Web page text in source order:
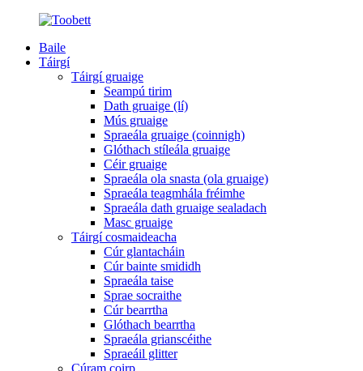
Baile
Táirgí
Táirgí gruaige
Seampú tirim
Dath gruaige (lí)
Mús gruaige
Spraeála gruaige (coinnigh)
Glóthach stíleála gruaige
Céir gruaige
Spraeála ola snasta (ola gruaige)
Spraeála teagmhála fréimhe
Spraeála dath gruaige sealadach
Masc gruaige
Táirgí cosmaideacha
Cúr glantacháin
Cúr bainte smididh
Spraeála taise
Sprae socraithe
Cúr bearrtha
Glóthach bearrtha
Spraeála grianscéithe
Spraeáil glitter
Cúram coirp